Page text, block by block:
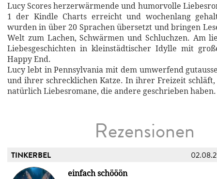
Lucy Scores herzerwärmende und humorvolle
1 der Kindle Charts erreicht und wochenlang
wurden in über 20 Sprachen übersetzt und bringen
Welt zum Lachen, Schwärmen und Schluchzen. Am
Liebesgeschichten in kleinstädtischer Idylle mit
Happy End.
Lucy lebt in Pennsylvania mit dem umwerfend
und ihrer schrecklichen Katze. In ihrer Freizeit schläft,
natürlich Liebesromane, die andere geschrieben haben.
Rezensionen
TINKERBEL
einfach schööön